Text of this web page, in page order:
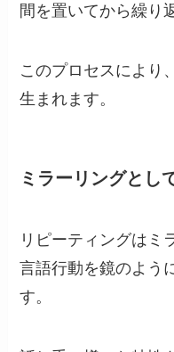
間を置いてから繰り
このプロセスにより
生まれます。
ミラーリングとし
リピーティングはミ
言語行動を鏡のよう
す。